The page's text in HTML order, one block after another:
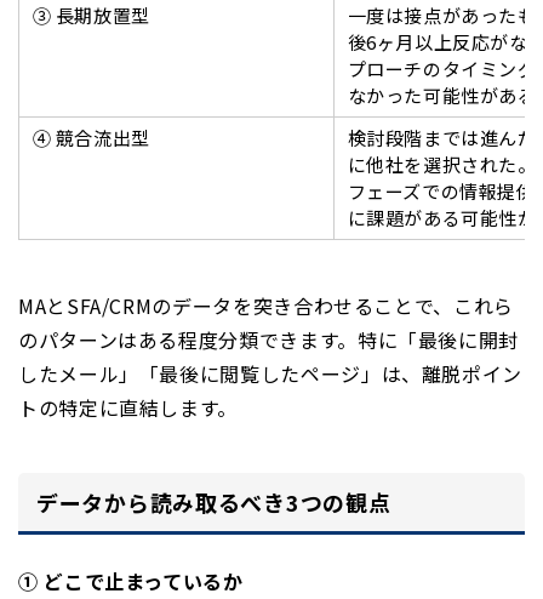
③ 長期放置型
一度は接点があった
後6ヶ月以上反応がな
プローチのタイミング
なかった可能性がある
④ 競合流出型
検討段階までは進んだ
に他社を選択された
フェーズでの情報提供
に課題がある可能性が
MAとSFA/CRMのデータを突き合わせることで、これら
のパターンはある程度分類できます。特に「最後に開封
したメール」「最後に閲覧したページ」は、離脱ポイン
トの特定に直結します。
データから読み取るべき3つの観点
① どこで止まっているか